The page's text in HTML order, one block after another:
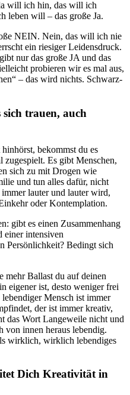
will ich hin, das will ich
leben will – das große Ja.
NEIN. Nein, das will ich nie
ein riesiger Leidensdruck.
nur das große JA und das
probieren wir es mal aus,
– das wird nichts. Schwarz-
trauen, auch
bekommst du es
zugespielt. Es gibt Menschen,
sich zu mit Drogen wie
und tun alles dafür, nicht
lauter und lauter wird,
oder Kontemplation.
gibt es einen Zusammenhang
einer intensiven
Persönlichkeit? Bedingt sich
mehr Ballast du auf deinen
eigener ist, desto weniger frei
Mensch ist immer
der ist immer kreativ,
das Wort Langeweile nicht und
innen heraus lebendig.
wirklich, wirklich lebendiges
Dich Kreativität in